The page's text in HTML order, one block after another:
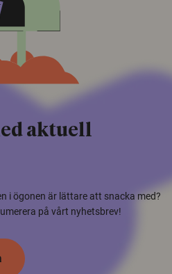
aktuell
i ögonen är lättare att snacka med?
på vårt nyhetsbrev!